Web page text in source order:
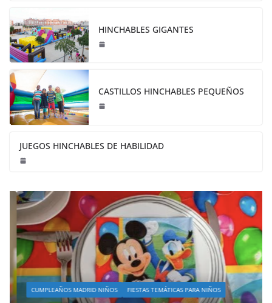
HINCHABLES GIGANTES
CASTILLOS HINCHABLES PEQUEÑOS
JUEGOS HINCHABLES DE HABILIDAD
CUMPLEAÑOS MADRID NIÑOS FIESTAS TEMÁTICAS PARA NIÑOS